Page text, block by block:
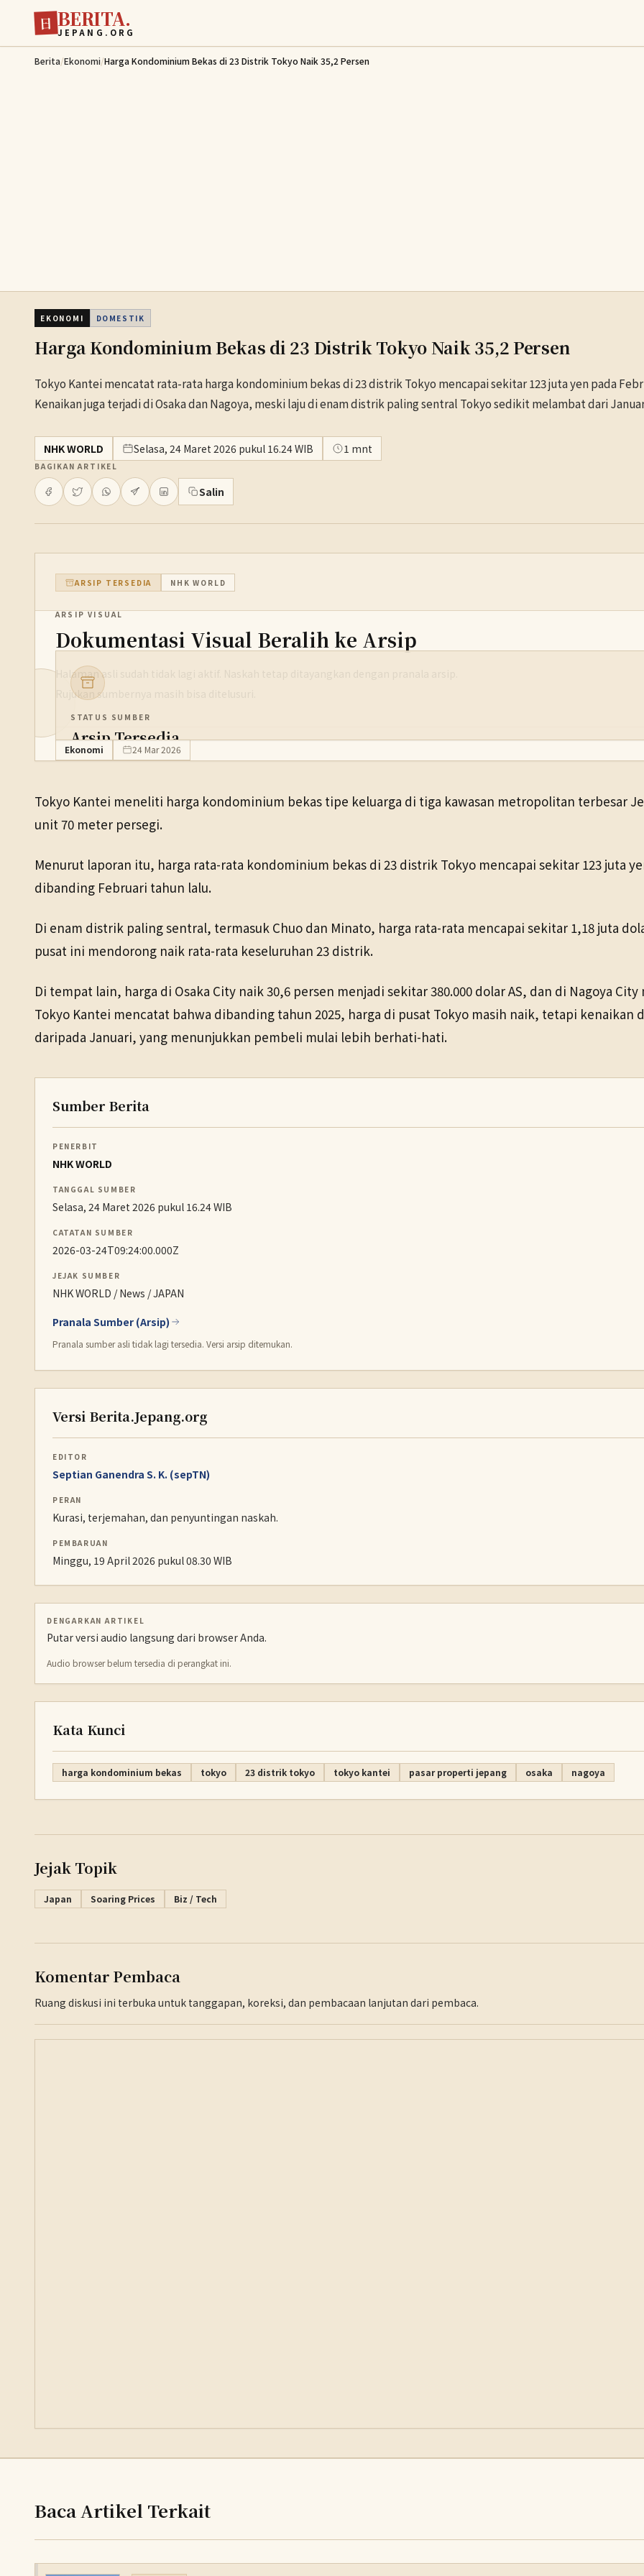
Lewati ke konten utama
日 BERITA.
JEPANG.ORG
Berita/Ekonomi/Harga Kondominium Bekas di 23 Distrik Tokyo Naik 35,2 Persen
EKONOMI DOMESTIK
Harga Kondominium Bekas di 23 Distrik Tokyo Naik 35,2 Persen
Tokyo Kantei mencatat rata-rata harga kondominium bekas di 23 distrik Tokyo mencapai sekitar 123 juta yen pada
Kenaikan juga terjadi di Osaka dan Nagoya, meski laju di enam distrik paling sentral Tokyo sedikit melambat dari
NHK WORLD Selasa, 24 Maret 2026 pukul 16.24 WIB 1 mnt
BAGIKAN ARTIKEL
Salin
ARSIP TERSEDIA NHK WORLD
ARSIP VISUAL
Dokumentasi Visual Beralih ke Arsip
Halaman asli sudah tidak lagi aktif. Naskah tetap ditayangkan dengan pranala arsip.
Rujukan sumbernya masih bisa ditelusuri.
Ekonomi 24 Mar 2026
STATUS SUMBER
Arsip Tersedia
24 Mar 2026
Pranala sumber asli tidak lagi tersedia. Versi arsip ditemukan.
Tokyo Kantei meneliti harga kondominium bekas tipe keluarga di tiga kawasan metropolitan terbesar
unit 70 meter persegi.
Menurut laporan itu, harga rata-rata kondominium bekas di 23 distrik Tokyo mencapai sekitar 123 juta
dibanding Februari tahun lalu.
Di enam distrik paling sentral, termasuk Chuo dan Minato, harga rata-rata mencapai sekitar 1,18 juta
pusat ini mendorong naik rata-rata keseluruhan 23 distrik.
Di tempat lain, harga di Osaka City naik 30,6 persen menjadi sekitar 380.000 dolar AS, dan di Nagoya
Tokyo Kantei mencatat bahwa dibanding tahun 2025, harga di pusat Tokyo masih naik, tetapi
daripada Januari, yang menunjukkan pembeli mulai lebih berhati-hati.
Sumber Berita
PENERBIT
NHK WORLD
TANGGAL SUMBER
Selasa, 24 Maret 2026 pukul 16.24 WIB
CATATAN SUMBER
2026-03-24T09:24:00.000Z
JEJAK SUMBER
NHK WORLD / News / JAPAN
Pranala Sumber (Arsip)
Pranala sumber asli tidak lagi tersedia. Versi arsip ditemukan.
Versi Berita.Jepang.org
EDITOR
Septian Ganendra S. K. (sepTN)
PERAN
Kurasi, terjemahan, dan penyuntingan naskah.
PEMBARUAN
Minggu, 19 April 2026 pukul 08.30 WIB
DENGARKAN ARTIKEL
Putar versi audio langsung dari browser Anda.
Audio browser belum tersedia di perangkat ini.
Kata Kunci
harga kondominium bekas tokyo 23 distrik tokyo tokyo kantei pasar properti jepang osaka nagoya
Jejak Topik
Japan Soaring Prices Biz / Tech
Komentar Pembaca
Ruang diskusi ini terbuka untuk tanggapan, koreksi, dan pembacaan lanjutan dari pembaca.
Baca Artikel Terkait